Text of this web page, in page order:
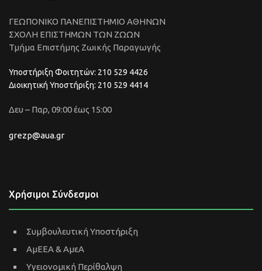
ΓΕΩΠΟΝΙΚΟ ΠΑΝΕΠΙΣΤΗΜΙΟ ΑΘΗΝΩΝ
ΣΧΟΛΗ ΕΠΙΣΤΗΜΩΝ ΤΩΝ ΖΩΩΝ
Τμήμα Επιστήμης Ζωικής Παραγωγής
Υποστήριξη Φοιτητών: 210 529 4426
Διοικητική Υποστήριξη: 210 529 4414
Δευ – Παρ, 09:00 έως 15:00
grezp@aua.gr
Χρήσιμοι Σύνδεσμοι
Συμβουλευτική Υποστήριξη
ΑμΕΕΑ & ΑμεΑ
Υγειονομική Περίθαλψη